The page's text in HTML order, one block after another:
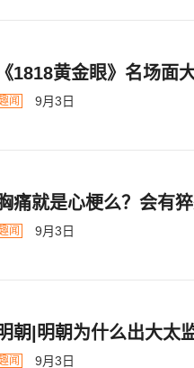
《1818黄金眼》名场面
闻 9月3日
痛就是心梗么？会有猝
闻 9月3日
朝|明朝为什么出大太监
闻 9月3日